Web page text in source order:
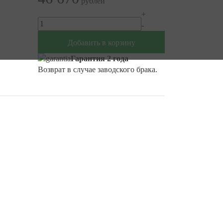
+
-
Добавить в корзину
Гарантия 2 года
Возврат в случае заводского брака.